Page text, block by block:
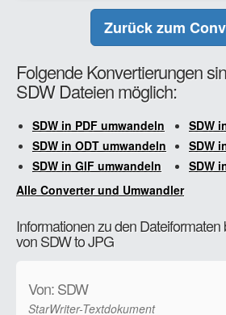
Zurück zum
Folgende Konvertierungen
SDW Dateien möglich:
SDW in PDF umwandeln
SDW
SDW in ODT umwandeln
SDW
SDW in GIF umwandeln
SDW
Alle Converter und Umwandler
Informationen zu den
von SDW to JPG
Von: SDW
StarWriter-Textdokument